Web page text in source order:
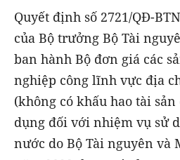
Quyết định số 2721/QĐ-
của Bộ trưởng Bộ Tài
ban hành Bộ đơn giá các
nghiệp công lĩnh vực địa
(không có khấu hao tài
dụng đối với nhiệm vụ sử
nước do Bộ Tài nguyên và